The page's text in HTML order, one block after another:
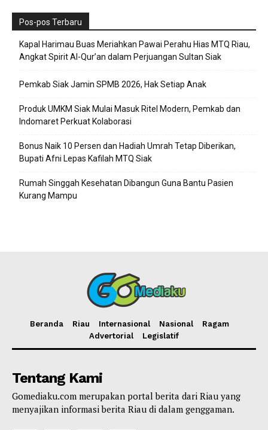
Pos-pos Terbaru
Kapal Harimau Buas Meriahkan Pawai Perahu Hias MTQ Riau,
Angkat Spirit Al-Qur’an dalam Perjuangan Sultan Siak
Pemkab Siak Jamin SPMB 2026, Hak Setiap Anak
Produk UMKM Siak Mulai Masuk Ritel Modern, Pemkab dan
Indomaret Perkuat Kolaborasi
Bonus Naik 10 Persen dan Hadiah Umrah Tetap Diberikan,
Bupati Afni Lepas Kafilah MTQ Siak
Rumah Singgah Kesehatan Dibangun Guna Bantu Pasien
Kurang Mampu
Beranda Riau Internasional Nasional
Ragam
Advertorial
Legislatif
Tentang Kami
Gomediaku.com merupakan portal berita dari Riau yang
menyajikan informasi berita Riau di dalam genggaman.